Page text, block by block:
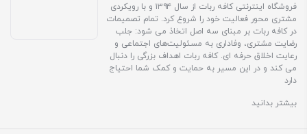
فروشگاه اینترنتی کافه ربات از سال ۱۳۹۴ و با رویکردی
مشتری محور فعالیت خود را شروع کرد. تمام تصمیمات
در کافه ربات بر مبنای سه اصل اتخاذ می شود: جلب
رضایت مشتری، وفاداری به مسئولیت‌های اجتماعی و
رعایت اخلاق حرفه ای. کافه ربات اهداف بزرگی را دنبال
می کند و در این مسیر به حمایت و کمک شما احتیاج
دارد
بیشتر بدانید